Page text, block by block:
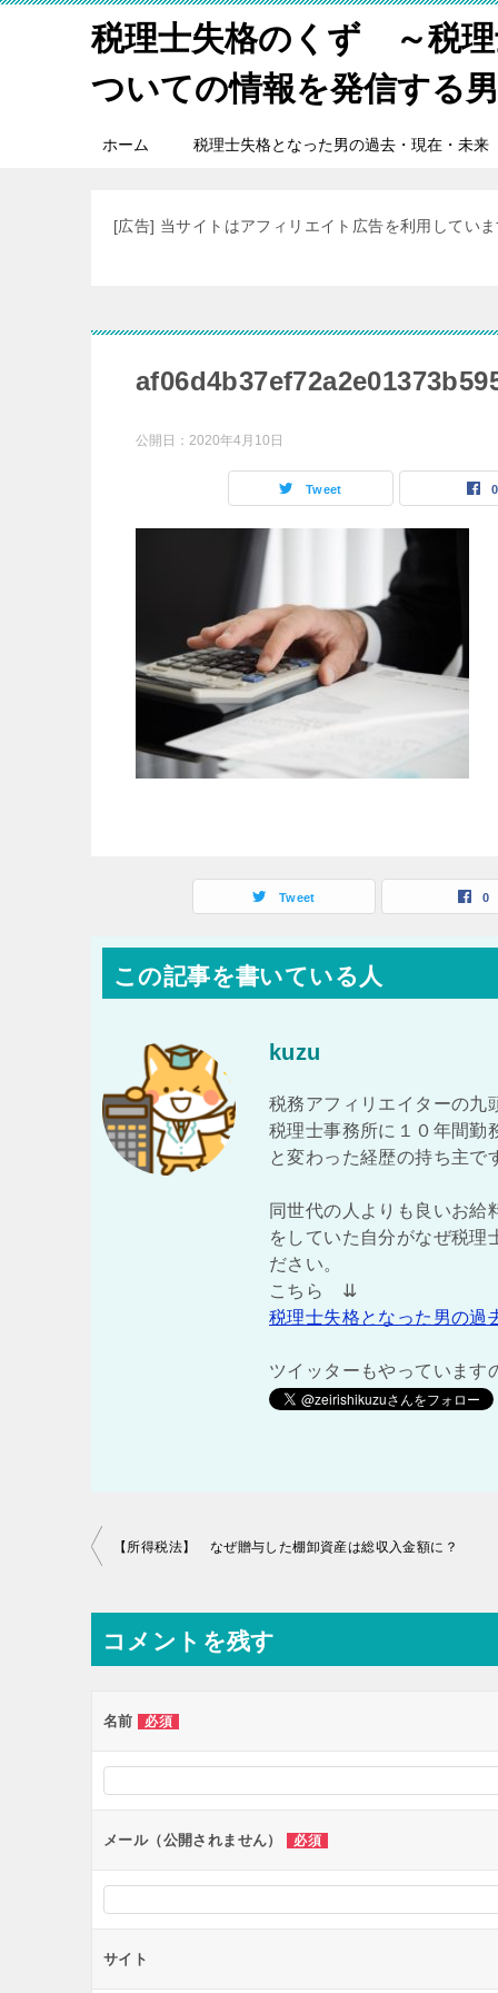
税理士失格のくず ～税理
ついての情報を発信する
ホーム 税理士失格となった男の過去・現在・未来
[広告] 当サイトはアフィリエイト広告を利用してい
公開日： 2020年4月10日
Tweet 0
Tweet 0
この記事を書いている人
kuzu
税務アフィリエイターの九
税理士事務所に１０年間勤
と変わった経歴の持ち主で
同世代の人よりも良いお給
をしていた自分がなぜ税理
ださい。
こちら ⇊
税理士失格となった男の過
ツイッターもやっています
投
ナ
ビ
ー
ョ
ン
【所得税法】 なぜ贈与した棚卸資産は総収入金額に？
コメントを残す
名前 必須
メール（公開されません） 必須
サイト